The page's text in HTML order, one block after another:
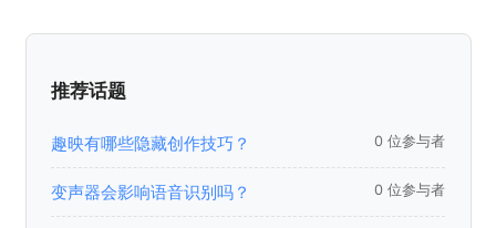
推荐话题
趣映有哪些隐藏创作技巧？ 0 位参与者
变声器会影响语音识别吗？ 0 位参与者